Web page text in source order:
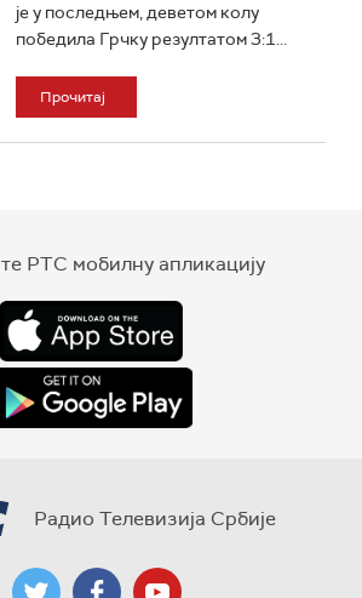
је у последњем, деветом колу
победила Грчку резултатом 3:1...
Прочитај
РТС мобилну апликацију
Радио Телевизија Србије